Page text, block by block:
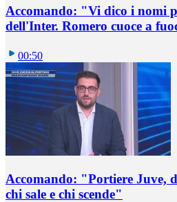
Accomando: "Vi dico i nomi
dell'Inter. Romero cuoce a
00:50
Accomando: "Portiere Juve,
chi sale e chi scende"